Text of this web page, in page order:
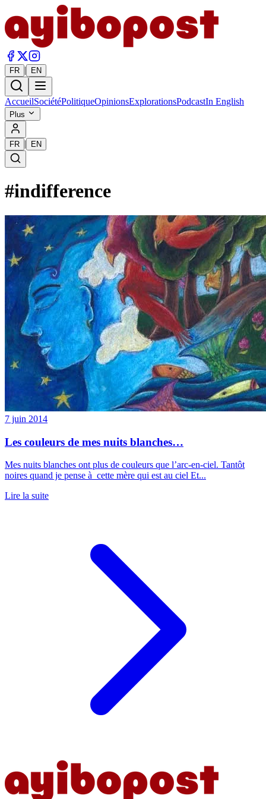
FR | EN
AccueilSociétéPolitiqueOpinionsExplorationsPodcastIn English
Plus
FR | EN
#indifference
7 juin 2014
Les couleurs de mes nuits blanches…
Mes nuits blanches ont plus de couleurs que l’arc-en-ciel. Tantôt
noires quand je pense à cette mère qui est au ciel Et...
Lire la suite